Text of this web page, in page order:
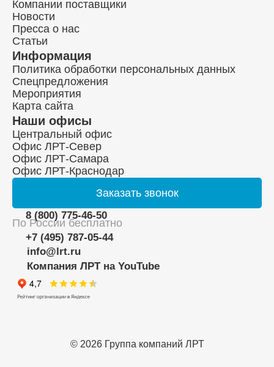
Информация
Политика обработки персональных данных
Спецпредложения
Мероприятия
Карта сайта
Компании поставщики
Новости
Пресса о нас
Статьи
Наши офисы
Центральный офис
Офис ЛРТ-Север
Офис ЛРТ-Самара
Офис ЛРТ-Краснодар
Заказать звонок
8 (800) 775-46-50
По России бесплатно
+7 (495) 787-05-44
info@lrt.ru
Компания ЛРТ на YouTube
© 2026 Группа компаний ЛРТ